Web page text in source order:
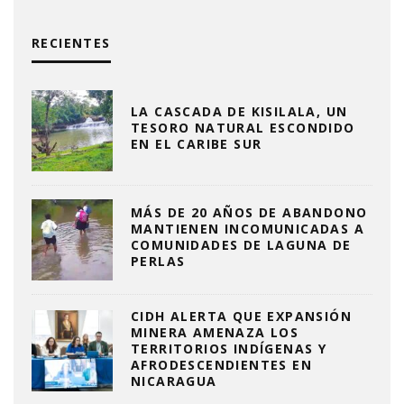
RECIENTES
LA CASCADA DE KISILALA, UN
TESORO NATURAL ESCONDIDO
EN EL CARIBE SUR
MÁS DE 20 AÑOS DE ABANDONO
MANTIENEN INCOMUNICADAS A
COMUNIDADES DE LAGUNA DE
PERLAS
CIDH ALERTA QUE EXPANSIÓN
MINERA AMENAZA LOS
TERRITORIOS INDÍGENAS Y
AFRODESCENDIENTES EN
NICARAGUA